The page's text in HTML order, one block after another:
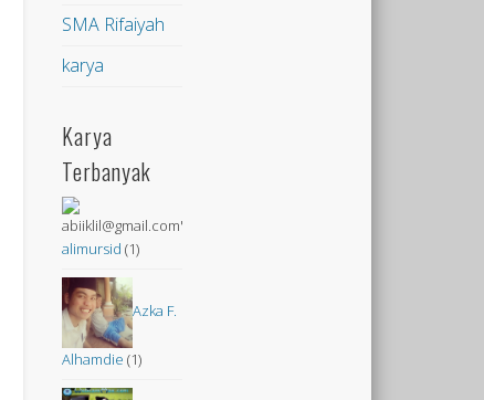
SMA Rifaiyah
karya
Karya
Terbanyak
alimursid (1)
Azka F.
Alhamdie (1)